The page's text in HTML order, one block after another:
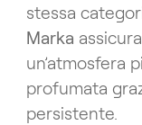
stessa
Marka
un’atmosfera
profumata
persistente.